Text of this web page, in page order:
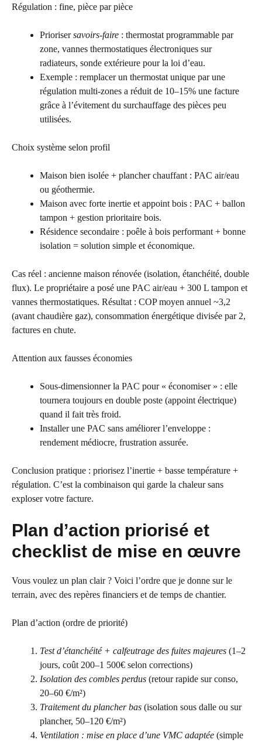
Régulation : fine, pièce par pièce
Priorisersavoirs-faire : thermostat programmable par
zone, vannes thermostatiques électroniques sur
radiateurs, sonde extérieure pour la loi d’eau.
Exemple : remplacer un thermostat unique par une
régulation multi-zones a réduit de 10–15% une facture
grâce à l’évitement du surchauffage des pièces peu
utilisées.
Choix système selon profil
Maison bien isolée + plancher chauffant : PAC air/eau
ou géothermie.
Maison avec forte inertie et appoint bois : PAC + ballon
tampon + gestion prioritaire bois.
Résidence secondaire : poêle à bois performant + bonne
isolation = solution simple et économique.
Cas réel : ancienne maison rénovée (isolation, étanchéité, double
flux). Le propriétaire a posé une PAC air/eau + 300 L tampon et
vannes thermostatiques. Résultat : COP moyen annuel ~3,2
(avant chaudière gaz), consommation énergétique divisée par 2,
factures en chute.
Attention aux fausses économies
Sous-dimensionner la PAC pour « économiser » : elle
tournera toujours en double poste (appoint électrique)
quand il fait très froid.
Installer une PAC sans améliorer l’enveloppe :
rendement médiocre, frustration assurée.
Conclusion pratique : priorisez l’inertie + basse température +
régulation. C’est la combinaison qui garde la chaleur sans
exploser votre facture.
Plan d’action priorisé et
checklist de mise en œuvre
Vous voulez un plan clair ? Voici l’ordre que je donne sur le
terrain, avec des repères financiers et de temps de chantier.
Plan d’action (ordre de priorité)
Test d’étanchéité + calfeutrage des fuites majeures (1–2
jours, coût 200–1 500€ selon corrections)
Isolation des combles perdus (retour rapide sur conso,
20–60 €/m²)
Traitement du plancher bas (isolation sous dalle ou sur
plancher, 50–120 €/m²)
Ventilation : mise en place d’une VMC adaptée (simple